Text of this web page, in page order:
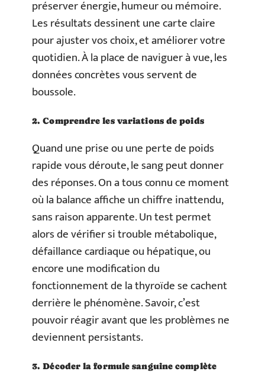
préserver énergie, humeur ou mémoire.
Les résultats dessinent une carte claire
pour ajuster vos choix, et améliorer votre
quotidien. À la place de naviguer à vue, les
données concrètes vous servent de
boussole.
2. Comprendre les variations de poids
Quand une prise ou une perte de poids
rapide vous déroute, le sang peut donner
des réponses. On a tous connu ce moment
où la balance affiche un chiffre inattendu,
sans raison apparente. Un test permet
alors de vérifier si trouble métabolique,
défaillance cardiaque ou hépatique, ou
encore une modification du
fonctionnement de la thyroïde se cachent
derrière le phénomène. Savoir, c’est
pouvoir réagir avant que les problèmes ne
deviennent persistants.
3. Décoder la formule sanguine complète